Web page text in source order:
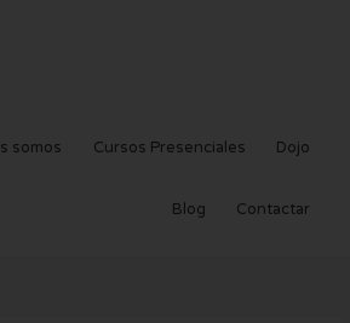
somos Cursos Presenciales Dojo
Blog Contactar